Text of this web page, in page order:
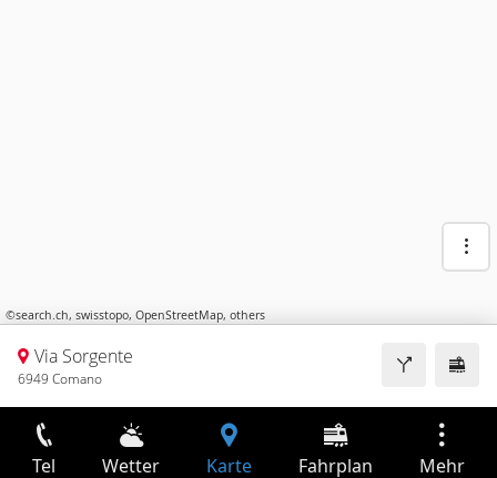
©search.ch, swisstopo, OpenStreetMap, others
Via Sorgente
6949 Comano
Tel Wetter Karte Fahrplan Mehr